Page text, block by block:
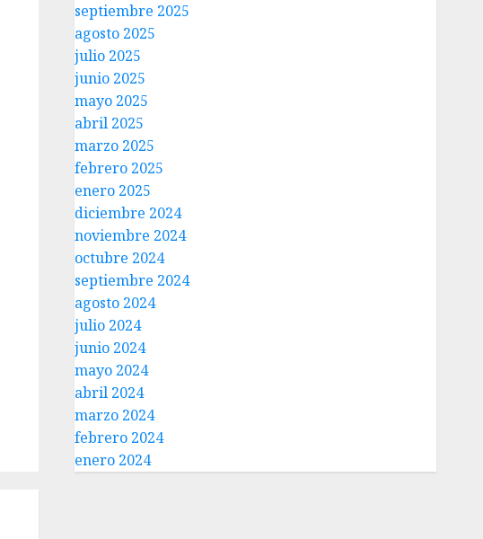
septiembre 2025
agosto 2025
julio 2025
junio 2025
mayo 2025
abril 2025
marzo 2025
febrero 2025
enero 2025
diciembre 2024
noviembre 2024
octubre 2024
septiembre 2024
agosto 2024
julio 2024
junio 2024
mayo 2024
abril 2024
marzo 2024
febrero 2024
enero 2024